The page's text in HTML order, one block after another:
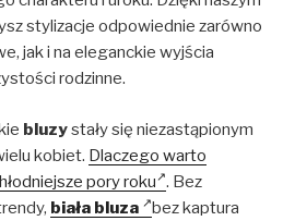
stylizacje odpowiednie zarówno
jak i na eleganckie wyjścia
rodzinne.
bluzystały się niezastąpionym
kobiet. Dlaczego warto
pory roku . Bez
biała bluza
bez kaptura